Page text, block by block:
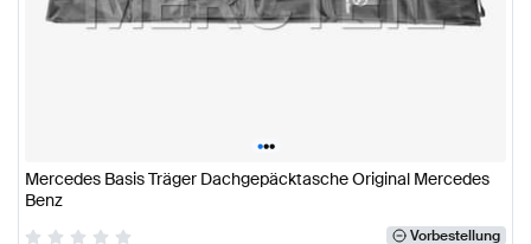
•••
Mercedes Basis Träger Dachgepäcktasche Original Mercedes
Benz
Vorbestellung